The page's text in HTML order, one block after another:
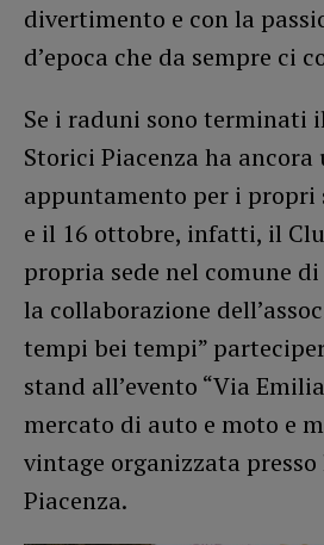
divertimento e con la
d’epoca che da sempre ci
Se i raduni sono terminati
Storici Piacenza ha ancora
appuntamento per i propri
e il 16 ottobre, infatti, il
propria sede nel comune di
la collaborazione
tempi bei tempi”
stand all’evento “Via
mercato di auto e moto e
vintage organizzata presso
Piacenza.